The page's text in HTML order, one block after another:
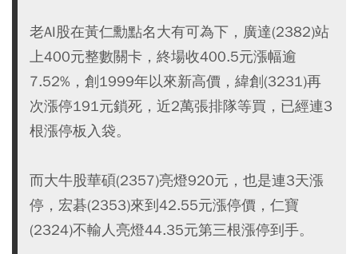
老AI股在黃仁勳點名大有可為下，廣達(2382)站
上400元整數關卡，終場收400.5元漲幅逾
7.52%，創1999年以來新高價，緯創(3231)再
次漲停191元鎖死，近2萬張排隊等買，已經連3
根漲停板入袋。
而大牛股華碩(2357)亮燈920元，也是連3天漲
停，宏碁(2353)來到42.55元漲停價，仁寶
(2324)不輸人亮燈44.35元第三根漲停到手。